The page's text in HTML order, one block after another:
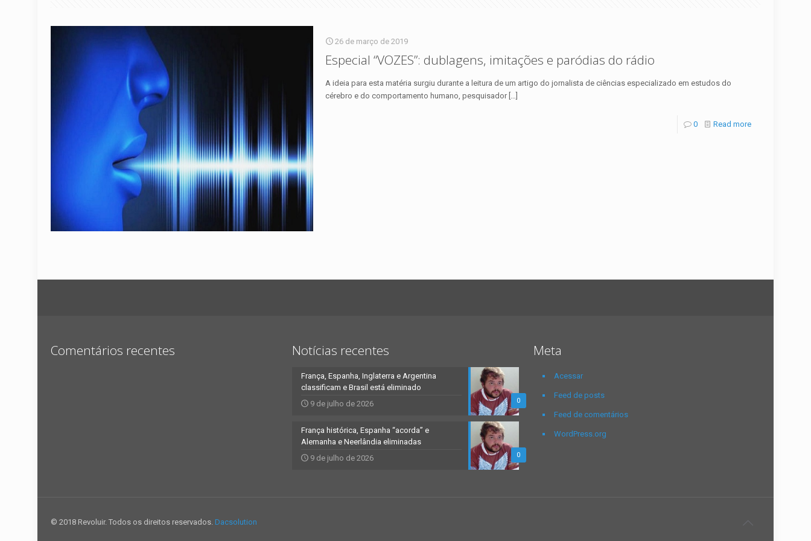
26 de março de 2019
Especial “VOZES”: dublagens, imitações e paródias do rádio
A ideia para esta matéria surgiu durante a leitura de um artigo do jornalista de ciências especializado em estudos do
cérebro e do comportamento humano, pesquisador[…]
0 Read more
Comentários recentes Notícias recentes
0
França, Espanha, Inglaterra e Argentina
classificam e Brasil está eliminado
9 de julho de 2026
0
França histórica, Espanha “acorda” e
Alemanha e Neerlândia eliminadas
9 de julho de 2026
Meta
Acessar
Feed de posts
Feed de comentários
WordPress.org
© 2018 Revoluir. Todos os direitos reservados. Dacsolution